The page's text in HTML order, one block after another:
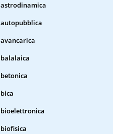
astrodinamica
autopubblica
avancarica
balalaica
betonica
bica
bioelettronica
biofisica